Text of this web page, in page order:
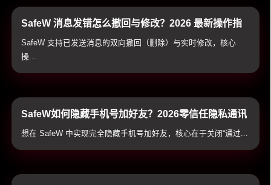
SafeW 消息发错怎么撤回与修改？2026 最新操作指
南与双向销毁避坑技巧
SafeW 支持已发送消息的双向撤回（删除）与实时修改，核心
操...
SafeW如何隐藏手机号加好友？2026零信任隐私通讯
配置与实战技巧
想在 SafeW 中实现完全隐藏手机号加好友，核心在于关闭“通过...